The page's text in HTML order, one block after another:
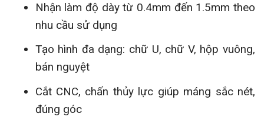
Nhận làm độ dày từ 0.4mm đến 1.5mm theo
nhu cầu sử dụng
Tạo hình đa dạng: chữ U, chữ V, hộp vuông,
bán nguyệt
Cắt CNC, chấn thủy lực giúp máng sắc nét,
đúng góc